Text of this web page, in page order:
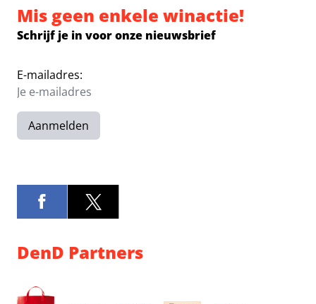
Mis geen enkele winactie!
Schrijf je in voor onze nieuwsbrief
E-mailadres:
Aanmelden
DenD Partners